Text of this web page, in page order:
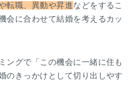
転職、異動や昇進などをするこ
会に合わせて結婚を考えるカッ
ングで「この機会に一緒に住も
のきっかけとして切り出しやす